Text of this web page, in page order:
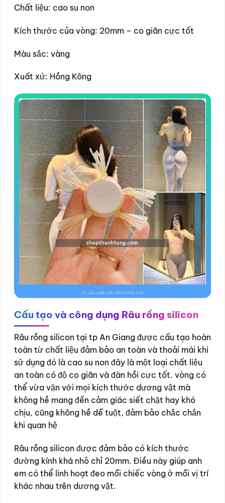
Chất liệu: cao su non
Kích thước của vòng: 20mm – co giãn cực tốt
Màu sắc: vàng
Xuất xứ: Hồng Kông
Cấu tạo và công dụng Râu rồng silicon
Râu rồng silicon tại tp An Giang được cấu tạo hoàn
toàn từ chất liệu đảm bảo an toàn và thoải mái khi
sử dụng đó là cao su non đây là một loại chất liệu
an toàn có độ co giãn và đàn hồi cực tốt. vòng có
thể vừa vặn với mọi kích thước dương vật mà
không hề mang đến cảm giác siết chặt hay khó
chịu, cũng không hề dễ tuột, đảm bảo chắc chắn
khi quan hệ
Râu rồng silicon được đảm bảo có kích thước
đường kính khá nhỏ chỉ 20mm. Điều này giúp anh
em có thể linh hoạt đeo mỗi chiếc vòng ở mỗi vị trí
khác nhau trên dương vật.